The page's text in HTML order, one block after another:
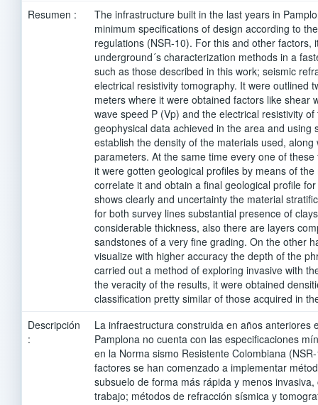
Resumen :
The infrastructure built in the last years in
minimum speciﬁcations of design according to
regulations (NSR-10). For this and other factors,
underground´s characterization methods in a
such as those described in this work; seismic
electrical resistivity tomography. It were outlined
meters where it were obtained factors like shear
wave speed P (Vp) and the electrical resistivity
geophysical data achieved in the area and using
establish the density of the materials used,
parameters. At the same time every one of
it were gotten geological proﬁles by means of
correlate it and obtain a ﬁnal geological proﬁle
shows clearly and uncertainty the material
for both survey lines substantial presence of
considerable thickness, also there are layers
sandstones of a very ﬁne grading. On the other
visualize with higher accuracy the depth of the
carried out a method of exploring invasive with
the veracity of the results, it were obtained
classiﬁcation pretty similar of those acquired in
Descripción
:
La infraestructura construida en años anteriores
Pamplona no cuenta con las especiﬁcaciones
en la Norma sismo Resistente Colombiana
factores se han comenzado a implementar
subsuelo de forma más rápida y menos
trabajo; métodos de refracción sísmica y